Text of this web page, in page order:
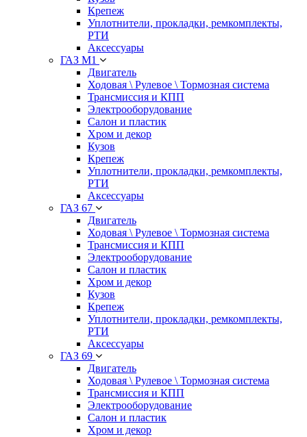
Крепеж
Уплотнители, прокладки, ремкомплекты,
РТИ
Аксессуары
ГАЗ М1
Двигатель
Ходовая \ Рулевое \ Тормозная система
Трансмиссия и КПП
Электрооборудование
Салон и пластик
Хром и декор
Кузов
Крепеж
Уплотнители, прокладки, ремкомплекты,
РТИ
Аксессуары
ГАЗ 67
Двигатель
Ходовая \ Рулевое \ Тормозная система
Трансмиссия и КПП
Электрооборудование
Салон и пластик
Хром и декор
Кузов
Крепеж
Уплотнители, прокладки, ремкомплекты,
РТИ
Аксессуары
ГАЗ 69
Двигатель
Ходовая \ Рулевое \ Тормозная система
Трансмиссия и КПП
Электрооборудование
Салон и пластик
Хром и декор